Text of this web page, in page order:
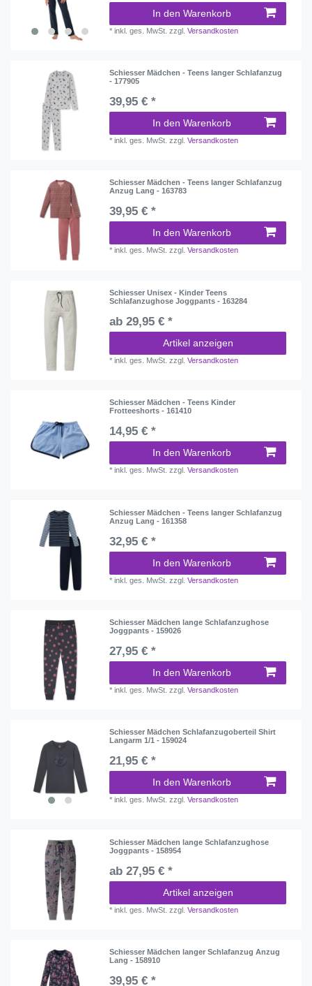
In den Warenkorb
*inkl. ges. MwSt. zzgl.Versandkosten
Schiesser Mädchen - Teens langer Schlafanzug
- 177905
39,95 € *
In den Warenkorb
*inkl. ges. MwSt. zzgl.Versandkosten
Schiesser Mädchen - Teens langer Schlafanzug
Anzug Lang - 163783
39,95 € *
In den Warenkorb
*inkl. ges. MwSt. zzgl.Versandkosten
Schiesser Unisex - Kinder Teens
Schlafanzughose Joggpants - 163284
ab 29,95 € *
Artikel anzeigen
*inkl. ges. MwSt. zzgl.Versandkosten
Schiesser Mädchen - Teens Kinder
Frotteeshorts - 161410
14,95 € *
In den Warenkorb
*inkl. ges. MwSt. zzgl.Versandkosten
Schiesser Mädchen - Teens langer Schlafanzug
Anzug Lang - 161358
32,95 € *
In den Warenkorb
*inkl. ges. MwSt. zzgl.Versandkosten
Schiesser Mädchen lange Schlafanzughose
Joggpants - 159026
27,95 € *
In den Warenkorb
*inkl. ges. MwSt. zzgl.Versandkosten
Schiesser Mädchen Schlafanzugoberteil Shirt
Langarm 1/1 - 159024
21,95 € *
In den Warenkorb
*inkl. ges. MwSt. zzgl.Versandkosten
Schiesser Mädchen lange Schlafanzughose
Joggpants - 158954
ab 27,95 € *
Artikel anzeigen
*inkl. ges. MwSt. zzgl.Versandkosten
Schiesser Mädchen langer Schlafanzug Anzug
Lang - 158910
39,95 € *